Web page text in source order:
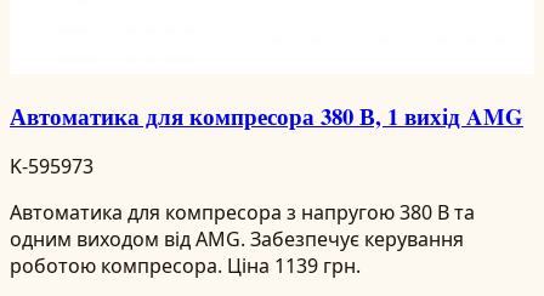
Автоматика для компресора 380 В, 1 вихід AMG
K-595973
Автоматика для компресора з напругою 380 В та
одним виходом від AMG. Забезпечує керування
роботою компресора. Ціна 1139 грн.